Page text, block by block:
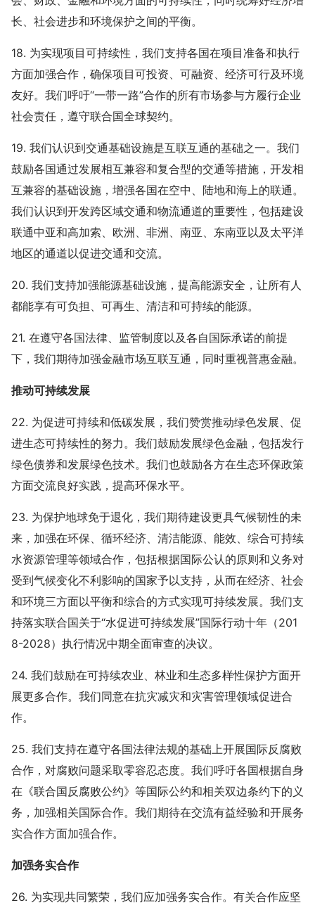
长、社会进步和环境保护之间的平衡。
18. 为实现项目可持续性，我们支持各国在项目准备和执行
方面加强合作，确保项目可投资、可融资、经济可行及环境
友好。我们呼吁“一带一路”合作的所有市场参与方履行企业
社会责任，遵守联合国全球契约。
19. 我们认识到交通基础设施是互联互通的基础之一。我们
鼓励各国通过发展相互兼容和复合型的交通等措施，开发相
互兼容的基础设施，增强各国在空中、陆地和海上的联通。
我们认识到开发跨区域交通和物流通道的重要性，包括建设
联通中亚和高加索、欧洲、非洲、南亚、东南亚以及太平洋
地区的通道以促进交通和交流。
20. 我们支持加强能源基础设施，提高能源安全，让所有人
都能享有可负担、可再生、清洁和可持续的能源。
21. 在遵守各国法律、监管制度以及各自国际承诺的前提
下，我们期待加强金融市场互联互通，同时重视普惠金融。
推动可持续发展
22. 为促进可持续和低碳发展，我们赞赏推动绿色发展、促
进生态可持续性的努力。我们鼓励发展绿色金融，包括发行
绿色债券和发展绿色技术。我们也鼓励各方在生态环保政策
方面交流良好实践，提高环保水平。
23. 为保护地球免于退化，我们期待建设更具气候韧性的未
来，加强在环保、循环经济、清洁能源、能效、综合可持续
水资源管理等领域合作，包括根据国际公认的原则和义务对
受到气候变化不利影响的国家予以支持，从而在经济、社会
和环境三方面以平衡和综合的方式实现可持续发展。我们支
持落实联合国关于“水促进可持续发展”国际行动十年（201
8-2028）执行情况中期全面审查的决议。
24. 我们鼓励在可持续农业、林业和生态多样性保护方面开
展更多合作。我们同意在抗灾减灾和灾害管理领域促进合
作。
25. 我们支持在遵守各国法律法规的基础上开展国际反腐败
合作，对腐败问题采取零容忍态度。我们呼吁各国根据自身
在《联合国反腐败公约》等国际公约和相关双边条约下的义
务，加强相关国际合作。我们期待在交流有益经验和开展务
实合作方面加强合作。
加强务实合作
26. 为实现共同繁荣，我们应加强务实合作。有关合作应坚